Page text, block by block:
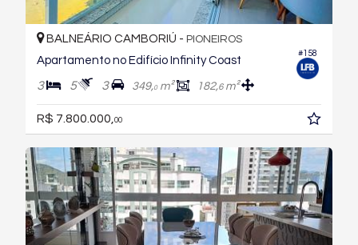
#158
BALNEÁRIO CAMBORIÚ - PIONEIROS
Apartamento no Edifício Infinity Coast
3 5 3 349,0m² 182,6m²
R$ 7.800.000,00